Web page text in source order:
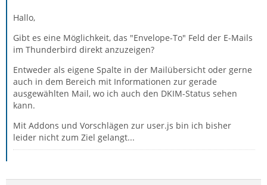
Hallo,
Gibt es eine Möglichkeit, das "Envelope-To" Feld der E-Mails
im Thunderbird direkt anzuzeigen?
Entweder als eigene Spalte in der Mailübersicht oder gerne
auch in dem Bereich mit Informationen zur gerade
ausgewählten Mail, wo ich auch den DKIM-Status sehen
kann.
Mit Addons und Vorschlägen zur user.js bin ich bisher
leider nicht zum Ziel gelangt...